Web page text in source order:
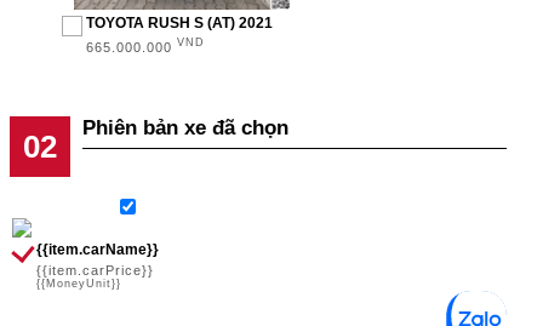
TOYOTA RUSH S (AT) 2021
665.000.000 VND
Phiên bản xe đã chọn
{{item.carName}}
{{item.carPrice}}
{{MoneyUnit}}